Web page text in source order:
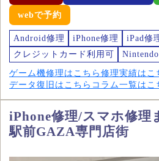
webで予約
Android修理 iPhone修理
iPad修
クレジットカード利用可
ゲーム機修理はこちら 修理実績はこ
データ復旧はこちら コラム一覧はこ
iPhone修理/スマホ修理
駅前GAZA専門店街